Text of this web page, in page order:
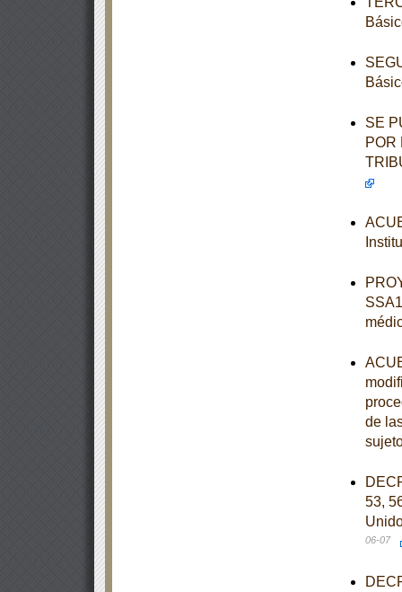
SE
POR
de
53,
06-07